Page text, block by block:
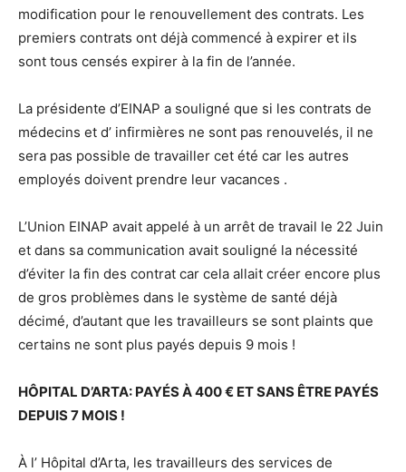
modification pour le renouvellement des contrats. Les
premiers contrats ont déjà commencé à expirer et ils
sont tous censés expirer à la fin de l’année.
La présidente d’EINAP a souligné que si les contrats de
médecins et d’ infirmières ne sont pas renouvelés, il ne
sera pas possible de travailler cet été car les autres
employés doivent prendre leur vacances .
L’Union EINAP avait appelé à un arrêt de travail le 22 Juin
et dans sa communication avait souligné la nécessité
d’éviter la fin des contrat car cela allait créer encore plus
de gros problèmes dans le système de santé déjà
décimé, d’autant que les travailleurs se sont plaints que
certains ne sont plus payés depuis 9 mois !
HÔPITAL D’ARTA: PAYÉS À 400 € ET SANS ÊTRE PAYÉS
DEPUIS 7 MOIS !
À l’ Hôpital d’Arta, les travailleurs des services de